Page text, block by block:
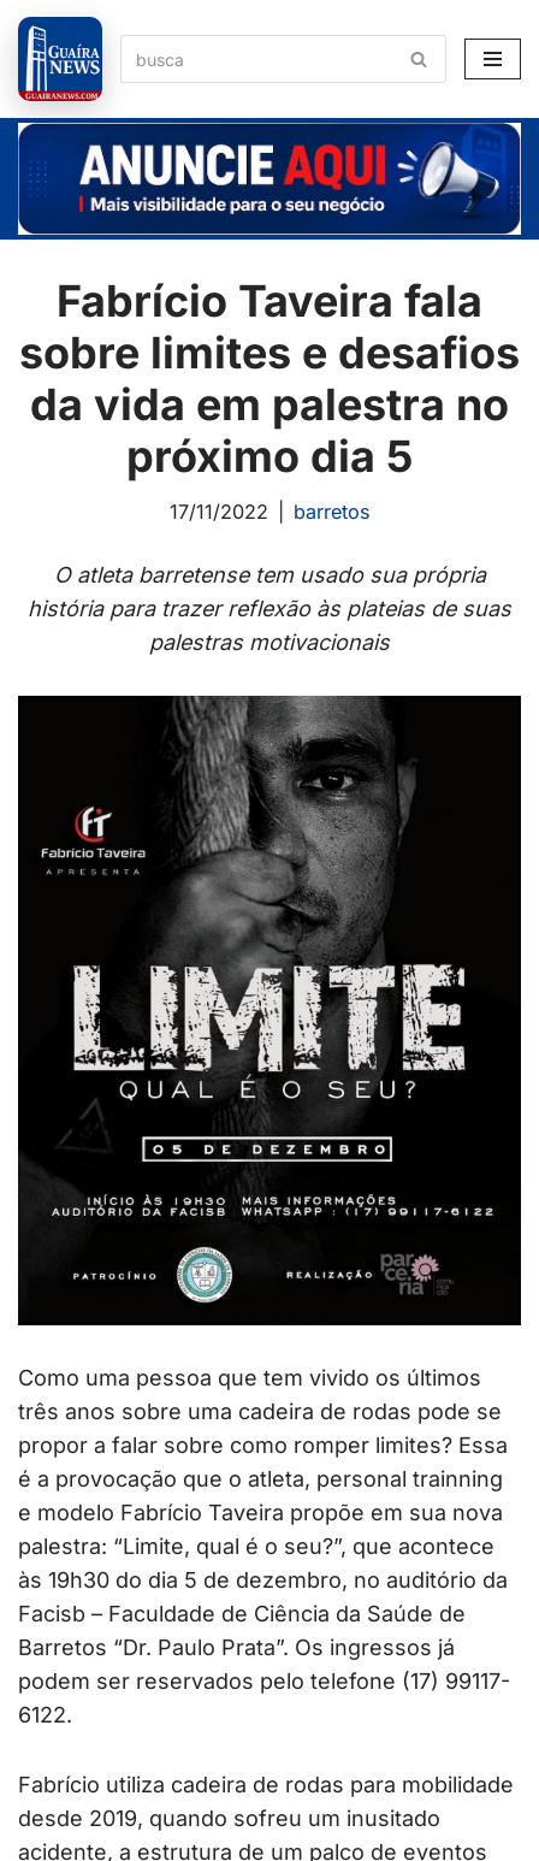
Pular
para
o
conteúdo
Fabrício Taveira fala
sobre limites e desafios
da vida em palestra no
próximo dia 5
17/11/2022 barretos
O atleta barretense tem usado sua própria
história para trazer reflexão às plateias de suas
palestras motivacionais
Como uma pessoa que tem vivido os últimos
três anos sobre uma cadeira de rodas pode se
propor a falar sobre como romper limites? Essa
é a provocação que o atleta, personal trainning
e modelo Fabrício Taveira propõe em sua nova
palestra: “Limite, qual é o seu?”, que acontece
às 19h30 do dia 5 de dezembro, no auditório da
Facisb – Faculdade de Ciência da Saúde de
Barretos “Dr. Paulo Prata”. Os ingressos já
podem ser reservados pelo telefone (17) 99117-
6122.
Fabrício utiliza cadeira de rodas para mobilidade
desde 2019, quando sofreu um inusitado
acidente, a estrutura de um palco de eventos